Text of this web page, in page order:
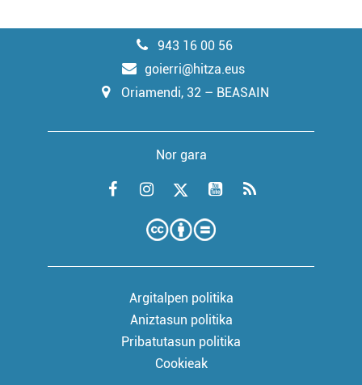
943 16 00 56
goierri@hitza.eus
Oriamendi, 32 – BEASAIN
Nor gara
Argitalpen politika
Aniztasun politika
Pribatutasun politika
Cookieak